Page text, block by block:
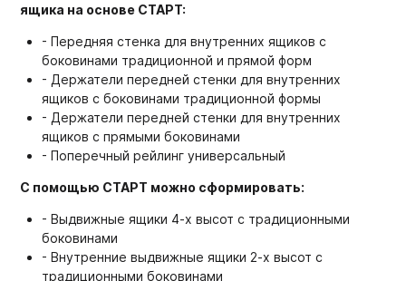
ящика на основе СТАРТ:
- Передняя стенка для внутренних ящиков с
боковинами традиционной и прямой форм
- Держатели передней стенки для внутренних
ящиков с боковинами традиционной формы
- Держатели передней стенки для внутренних
ящиков с прямыми боковинами
- Поперечный рейлинг универсальный
С помощью СТАРТ можно сформировать:
- Выдвижные ящики 4-х высот с традиционными
боковинами
- Внутренние выдвижные ящики 2-х высот с
традиционными боковинами